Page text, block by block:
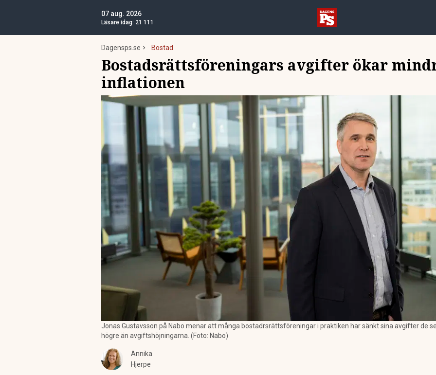
07 aug. 2026
Läsare idag: 21 111
Dagensps.se Bostad
Bostadsrättsföreningars avgifter ökar
inflationen
Jonas Gustavsson på Nabo menar att många bostadrsrättsföreningar i praktiken har sänkt sina avgifter de
högre än avgiftshöjningarna. (Foto: Nabo)
Annika
Hjerpe